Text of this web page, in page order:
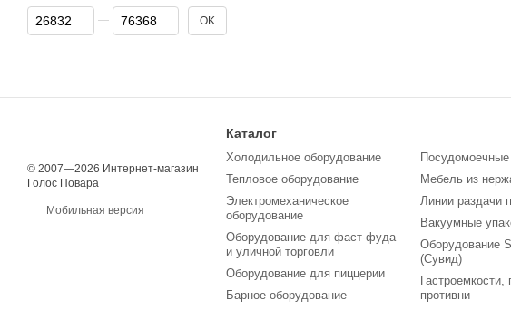
От Цена, грн
До Цена, грн OK
© 2007—2026 Интернет-магазин
Голос Повара
Мобильная версия
Каталог
Холодильное оборудование
Тепловое оборудование
Электромеханическое
оборудование
Оборудование для фаст-фуда
и уличной торговли
Оборудование для пиццерии
Барное оборудование
Мебель из
Линии раздачи
Вакуумные
Оборудование
(Сувид)
Гастроемкости,
противни